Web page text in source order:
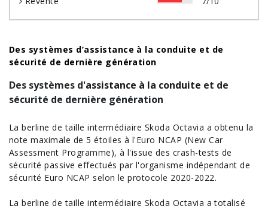
Des systèmes d’assistance à la conduite et de
sécurité de dernière génération
Des systèmes d'assistance à la conduite et de
sécurité de dernière génération
La berline de taille intermédiaire Skoda Octavia a obtenu la
note maximale de 5 étoiles à l'Euro NCAP (New Car
Assessment Programme), à l'issue des crash-tests de
sécurité passive effectués par l'organisme indépendant de
sécurité Euro NCAP selon le protocole 2020-2022.
La berline de taille intermédiaire Skoda Octavia a totalisé